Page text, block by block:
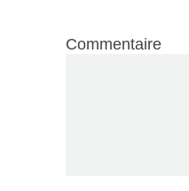
Commentaire